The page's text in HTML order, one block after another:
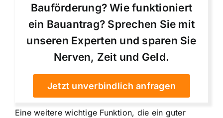
Bauförderung? Wie funktioniert
ein Bauantrag? Sprechen Sie mit
unseren Experten und sparen Sie
Nerven, Zeit und Geld.
Jetzt unverbindlich anfragen
Eine weitere wichtige Funktion, die ein guter